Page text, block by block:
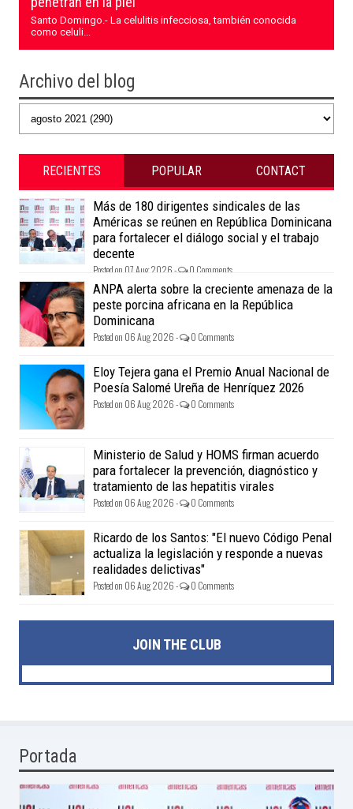
Santo Domingo.- La celulitis infecciosa, también conocida
como celuli...
Archivo del blog
RECIENTES POPULAR CONTACT
Más de 180 dirigentes sindicales de las
Américas se reúnen en República Dominicana
para fortalecer el diálogo social y el trabajo
decente
Posted on 07 Aug 2026 - 0 Comments
ANPA alerta sobre la creciente amenaza de la
peste porcina africana en la República
Dominicana
Posted on 06 Aug 2026 - 0 Comments
Eloy Tejera gana el Premio Anual Nacional de
Poesía Salomé Ureña de Henríquez 2026
Posted on 06 Aug 2026 - 0 Comments
Ministerio de Salud y HOMS firman acuerdo
para fortalecer la prevención, diagnóstico y
tratamiento de las hepatitis virales
Posted on 06 Aug 2026 - 0 Comments
Ricardo de los Santos: "El nuevo Código Penal
actualiza la legislación y responde a nuevas
realidades delictivas"
Posted on 06 Aug 2026 - 0 Comments
JOIN THE CLUB
Portada